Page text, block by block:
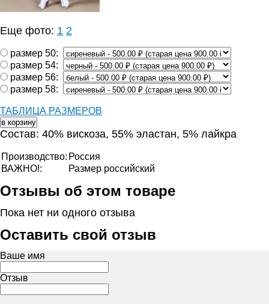
Еще фото: 1 2
размер 50:
размер 54:
размер 56:
размер 58:
ТАБЛИЦА РАЗМЕРОВ
Состав: 40% вискоза, 55% эластан, 5% лайкра
Производство: Россия
ВАЖНО!:
Размер российский
Отзывы об этом товаре
Пока нет ни одного отзыва
Оставить свой отзыв
Ваше имя
Отзыв